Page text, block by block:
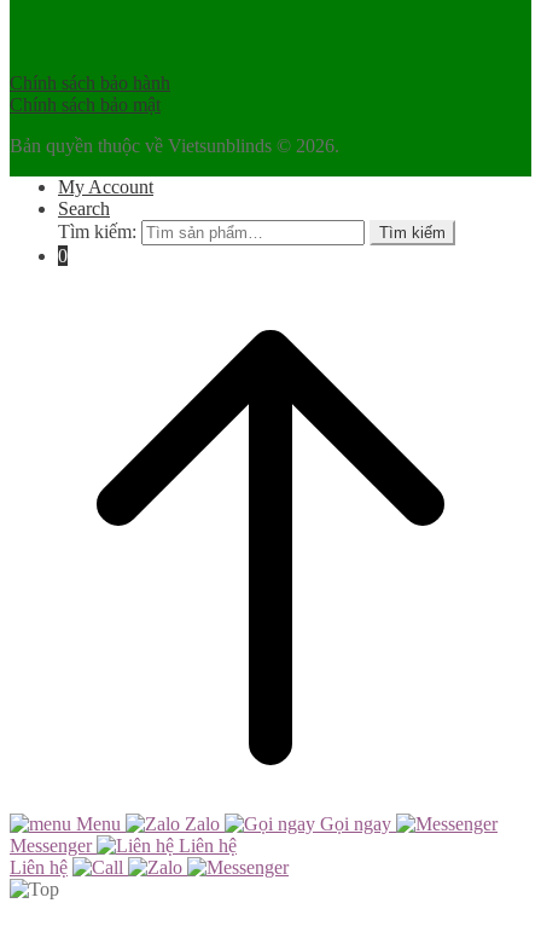
Chính sách bảo hành
Chính sách bảo mật
Bản quyền thuộc về Vietsunblinds © 2026.
My Account
Search
Tìm kiếm:
Tìm kiếm
0
Menu Zalo
Gọi ngay
Messenger
Liên hệ
Liên hệ